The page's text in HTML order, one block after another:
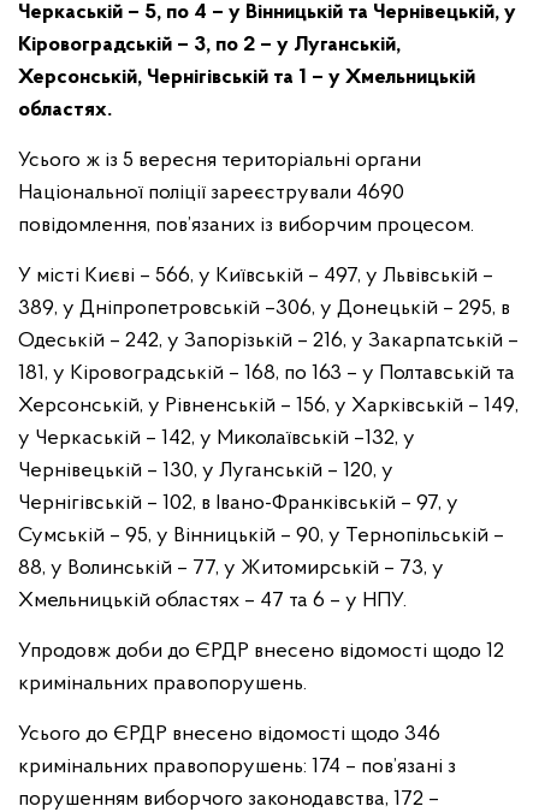
Черкаській – 5, по 4 – у Вінницькій та Чернівецькій, у
Кіровоградській – 3, по 2 – у Луганській,
Херсонській, Чернігівській та 1 – у Хмельницькій
областях.
Усього ж із 5 вересня територіальні органи
Національної поліції зареєстрували 4690
повідомлення, пов’язаних із виборчим процесом.
У місті Києві – 566, у Київській – 497, у Львівській –
389, у Дніпропетровській –306, у Донецькій – 295, в
Одеській – 242, у Запорізькій – 216, у Закарпатській –
181, у Кіровоградській – 168, по 163 – у Полтавській та
Херсонській, у Рівненській – 156, у Харківській – 149,
у Черкаській – 142, у Миколаївській –132, у
Чернівецькій – 130, у Луганській – 120, у
Чернігівській – 102, в Івано-Франківській – 97, у
Сумській – 95, у Вінницькій – 90, у Тернопільській –
88, у Волинській – 77, у Житомирській – 73, у
Хмельницькій областях – 47 та 6 – у НПУ.
Упродовж доби до ЄРДР внесено відомості щодо 12
кримінальних правопорушень.
Усього до ЄРДР внесено відомості щодо 346
кримінальних правопорушень: 174 – пов’язані з
порушенням виборчого законодавства, 172 –